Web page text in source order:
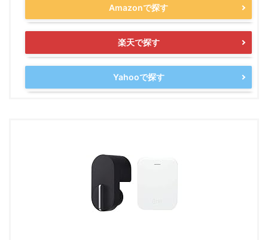
Amazonで探す
楽天で探す
Yahooで探す